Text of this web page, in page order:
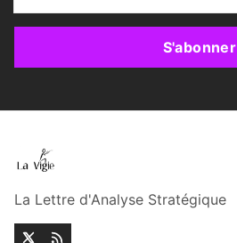
S'abonner
La Lettre d'Analyse Stratégique